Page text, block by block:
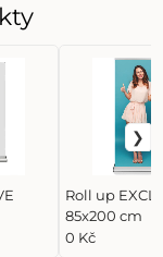
Roll up
85x200 cm
0 Kč